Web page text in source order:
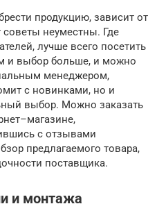
продукцию, зависит от
советы неуместны. Где
лучше всего посетить
и выбор больше, и можно
менеджером,
с новинками, но и
выбор. Можно заказать
с отзывами
предлагаемого товара,
поставщика.
и монтажа